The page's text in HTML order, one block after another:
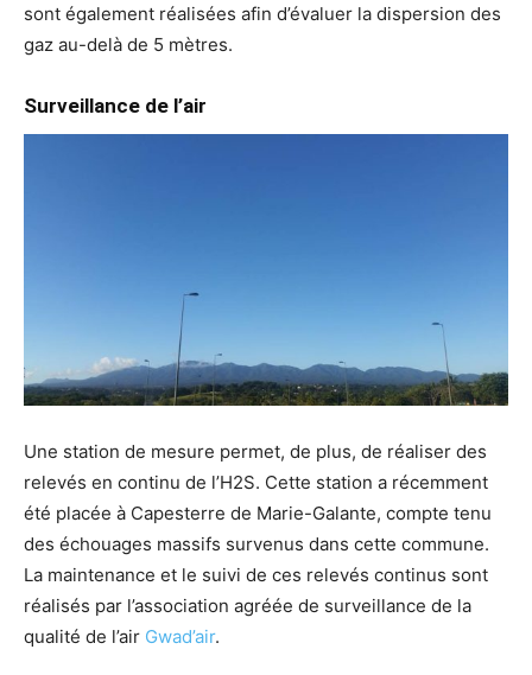
sont également réalisées afin d’évaluer la dispersion des
gaz au-delà de 5 mètres.
Surveillance de l’air
Une station de mesure permet, de plus, de réaliser des
relevés en continu de l’H2S. Cette station a récemment
été placée à Capesterre de Marie-Galante, compte tenu
des échouages massifs survenus dans cette commune.
La maintenance et le suivi de ces relevés continus sont
réalisés par l’association agréée de surveillance de la
qualité de l’air Gwad’air.